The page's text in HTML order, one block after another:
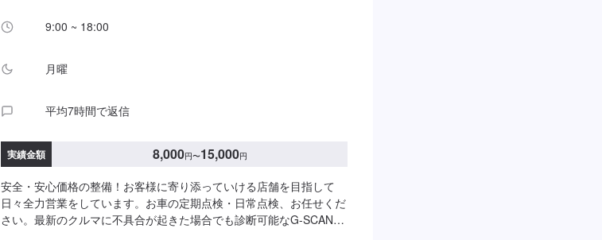
9:00 ~ 18:00
月曜
平均7時間で返信
実績金額 8,000円〜15,000円
安全・安心価格の整備！お客様に寄り添っていける店舗を目指して
日々全力営業をしています。お車の定期点検・日常点検、お任せくだ
さい。最新のクルマに不具合が起きた場合でも診断可能なG-SCAN2